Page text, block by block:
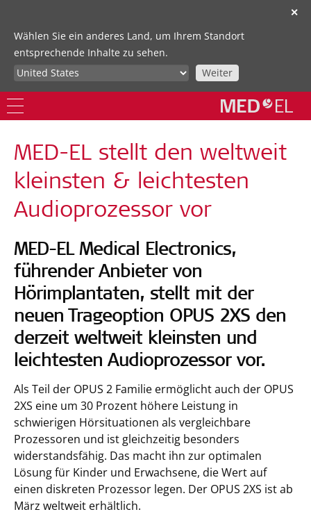
✕
Wählen Sie ein anderes Land, um Ihrem Standort
entsprechende Inhalte zu sehen.
Weiter
MED-EL stellt den weltweit
kleinsten & leichtesten
Audioprozessor vor
MED-EL Medical Electronics,
führender Anbieter von
Hörimplantaten, stellt mit der
neuen Trageoption OPUS 2XS den
derzeit weltweit kleinsten und
leichtesten Audioprozessor vor.
Als Teil der OPUS 2 Familie ermöglicht auch der OPUS
2XS eine um 30 Prozent höhere Leistung in
schwierigen Hörsituationen als vergleichbare
Prozessoren und ist gleichzeitig besonders
widerstandsfähig. Das macht ihn zur optimalen
Lösung für Kinder und Erwachsene, die Wert auf
einen diskreten Prozessor legen. Der OPUS 2XS ist ab
März weltweit erhältlich.